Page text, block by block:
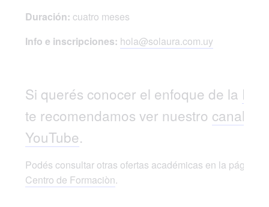
Duración: cuatro meses
Info e inscripciones: hola@solaura.com.uy
Si querés conocer el enfoque de la
te recomendamos ver nuestro canal de
YouTube.
Podés consultar otras ofertas académicas en la página
Centro de Formaciòn.